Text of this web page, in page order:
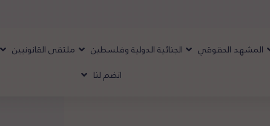
المشهد الحقوقي الجنائية الدولية وفلسطين ملتقى القانونيين
انضم لنا